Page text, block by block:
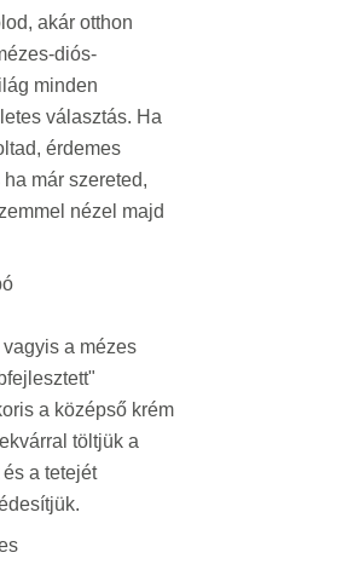
akár otthon
diós-
minden
választás. Ha
érdemes
már szereted,
nézel majd
a mézes
a középső krém
töltjük a
a tetejét